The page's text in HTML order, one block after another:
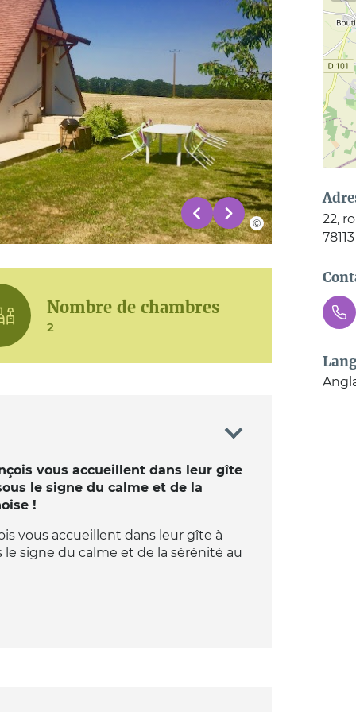
Nombre de chambres
2
vous accueillent dans leur gîte
le signe du calme et de la
!
vous accueillent dans leur gîte à
signe du calme et de la sérénité au
22,
78113